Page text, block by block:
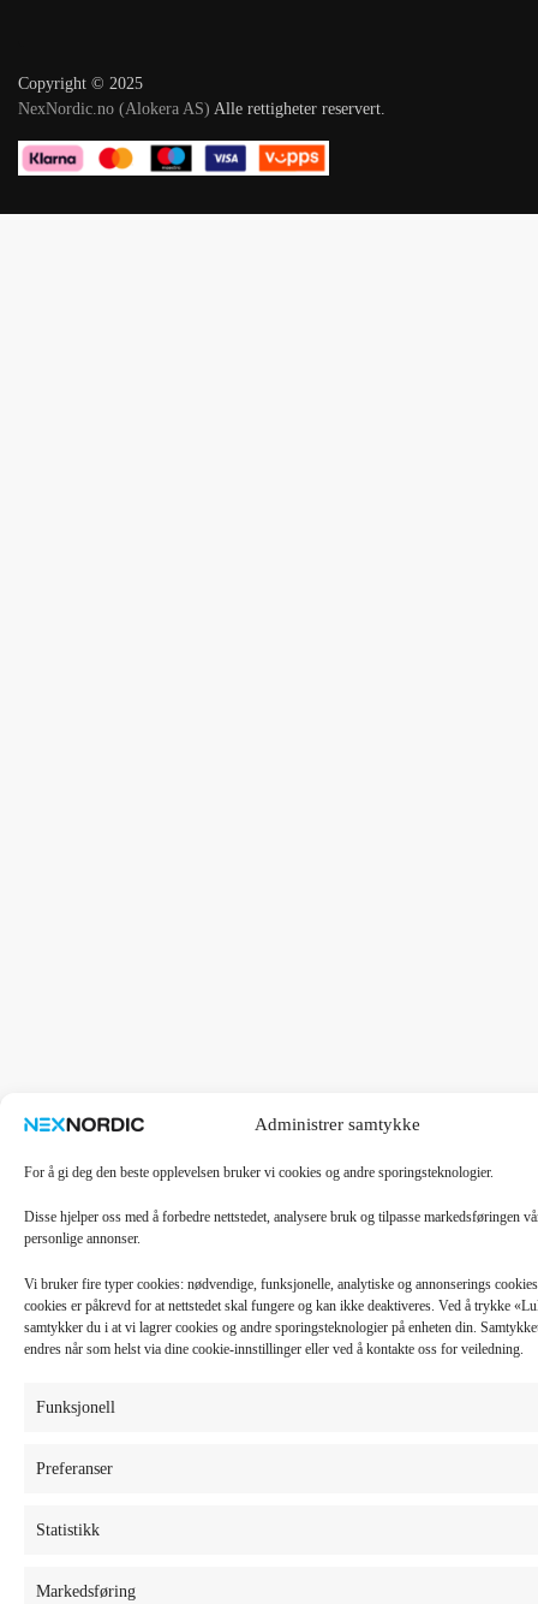
Administrer samtykke
For å gi deg den beste opplevelsen bruker vi cookies og andre sporingsteknologier.
Disse hjelper oss med å forbedre nettstedet, analysere bruk og tilpasse markedsføringen
personlige annonser.
Vi bruker fire typer cookies: nødvendige, funksjonelle, analytiske og annonserings
cookies er påkrevd for at nettstedet skal fungere og kan ikke deaktiveres. Ved å trykke
samtykker du i at vi lagrer cookies og andre sporingsteknologier på enheten din.
endres når som helst via dine cookie-innstillinger eller ved å kontakte oss for veiledning.
Funksjonell
Preferanser
Statistikk
Markedsføring
Copyright © 2025
NexNordic.no (Alokera AS) Alle rettigheter reservert.